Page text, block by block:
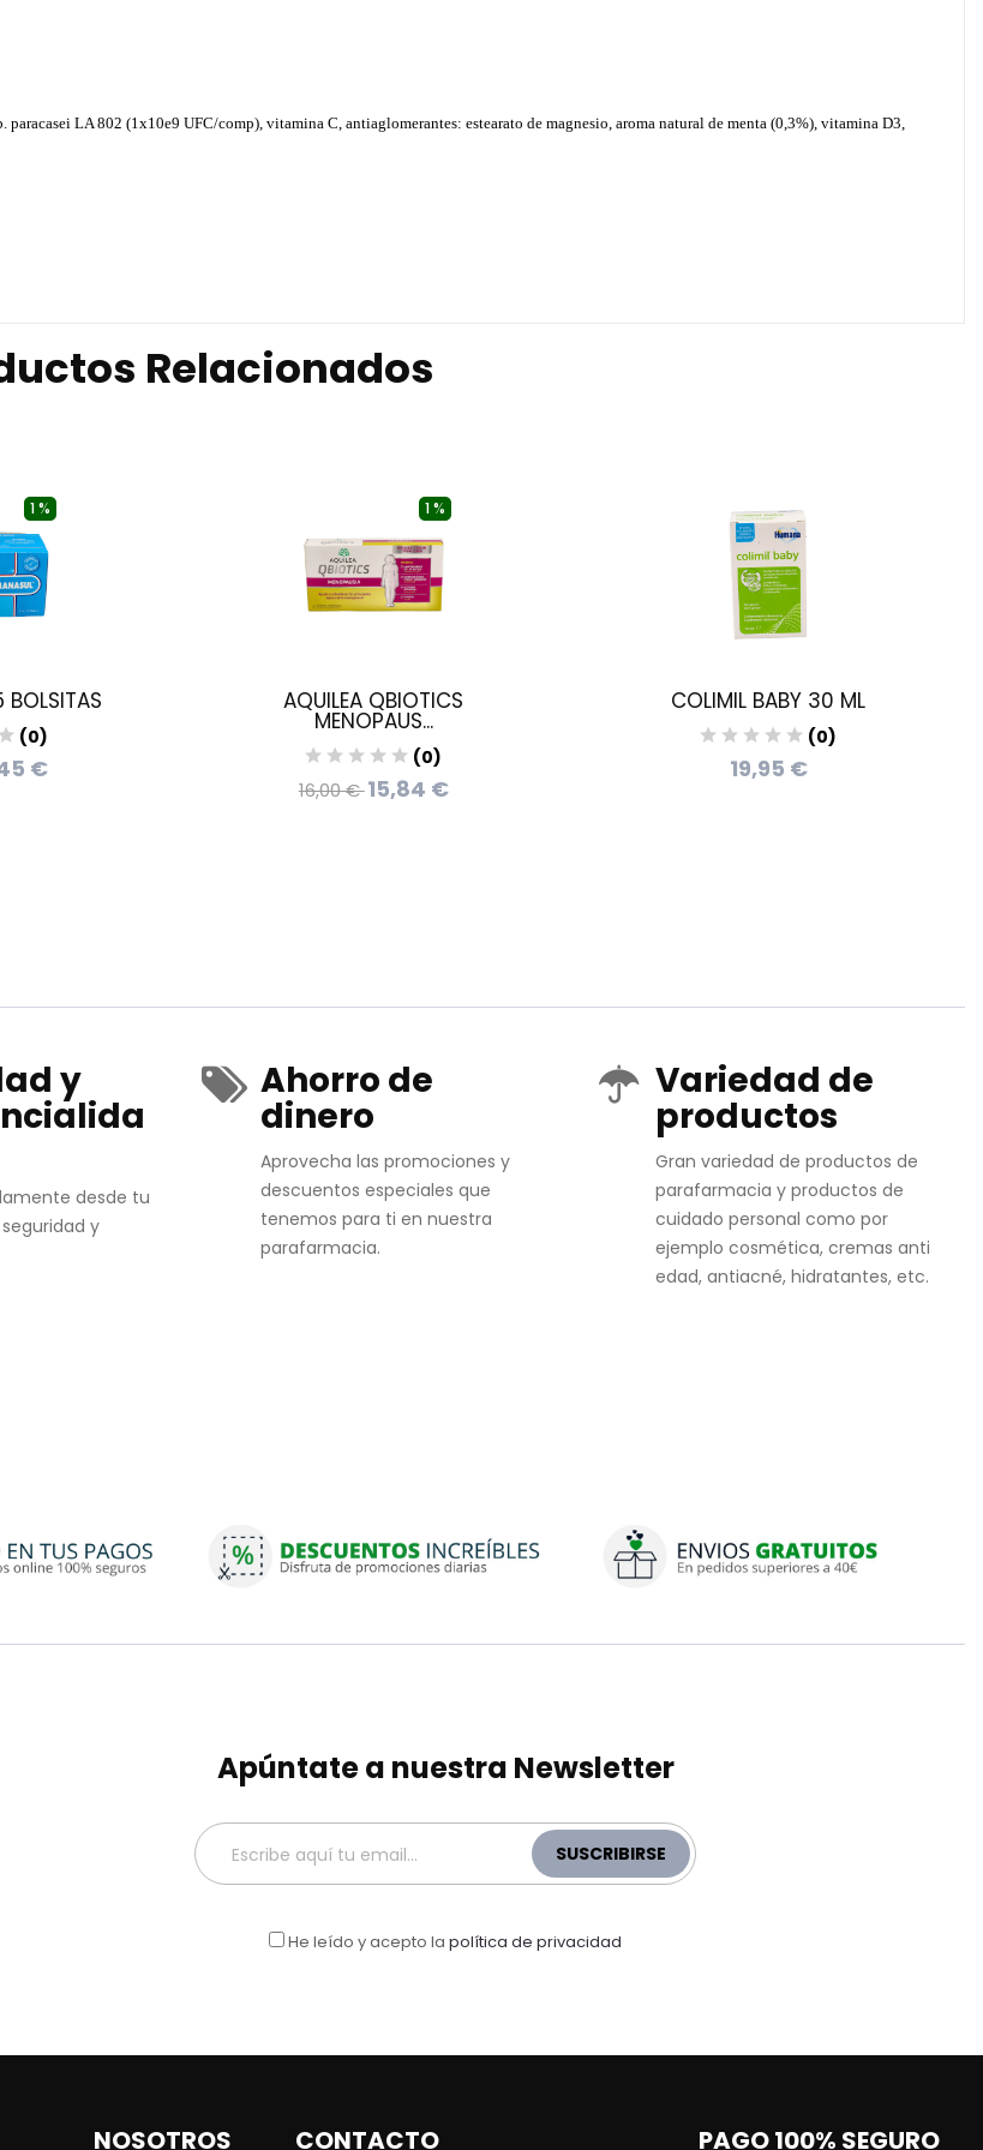
LA 802 (1x10e9 UFC/comp), vitamina C, antiaglomerantes: estearato de magnesio, aroma natural de menta (0,3%), vitamina D3,
Relacionados
1 %
BOLSITAS
(0)
€
1 %
AQUILEA QBIOTICS
MENOPAUS...
(0)
16,00 €15,84 €
COLIMIL BABY 30 ML
(0)
19,95 €
y
desde tu
y
Ahorro de
dinero
Aprovecha las promociones y
descuentos especiales que
tenemos para ti en nuestra
parafarmacia.
Variedad de
productos
Gran variedad de productos de
parafarmacia y productos de
cuidado personal como por
ejemplo cosmética, cremas anti
edad, antiacné, hidratantes, etc.
Apúntate a nuestra Newsletter
SUSCRIBIRSE
He leído y acepto la política de privacidad
NOSOTROS CONTACTO PAGO 100% SEGURO